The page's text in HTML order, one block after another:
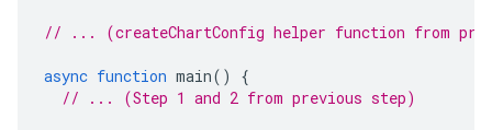
// ... (createChartConfig helper function from
async function main()
{
// ... (Step 1 and 2 from previous step)